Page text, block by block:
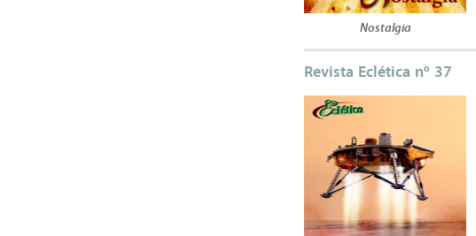
Nostalgia
Revista Eclética nº 37